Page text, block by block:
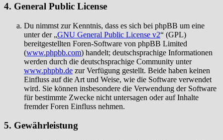
4. General Public License
Du nimmst zur Kenntnis, dass es sich bei phpBB um eine
unter der „GNU General Public License v2“ (GPL)
bereitgestellten Foren-Software von phpBB Limited
(www.phpbb.com) handelt; deutschsprachige Informationen
werden durch die deutschsprachige Community unter
www.phpbb.de zur Verfügung gestellt. Beide haben keinen
Einfluss auf die Art und Weise, wie die Software verwendet
wird. Sie können insbesondere die Verwendung der Software
für bestimmte Zwecke nicht untersagen oder auf Inhalte
fremder Foren Einfluss nehmen.
5. Gewährleistung